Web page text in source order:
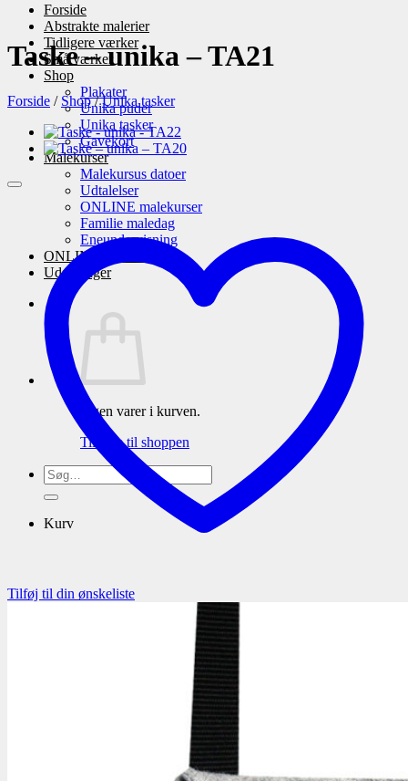
Forside
Abstrakte malerier
Tidligere værker
Små værker
Shop
Plakater
Unika puder
Unika tasker
Gavekort
Malekurser
Malekursus datoer
Udtalelser
ONLINE malekurser
Familie maledag
Eneundervisning
ONLINE maleskole
Udstillinger
Ingen varer i kurven.
Tilbage til shoppen
Søg
efter:
Kurv
Taske – unika – TA21
Forside / Shop / Unika tasker
Tilføj til din ønskeliste